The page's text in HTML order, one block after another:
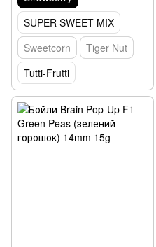
SUPER SWEET MIX
Sweetcorn
Tiger Nut
Tutti-Frutti